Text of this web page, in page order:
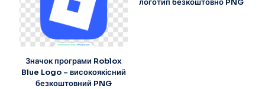
Значок програми Roblox
Blue Logo – високоякісний
безкоштовний PNG
логотип безкоштовно PNG